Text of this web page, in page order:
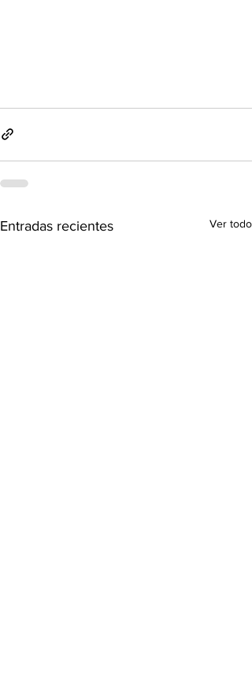
Entradas recientes Ver todo